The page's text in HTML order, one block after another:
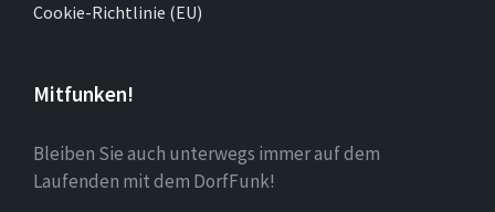
Cookie-Richtlinie (EU)
Mitfunken!
Bleiben Sie auch unterwegs immer auf dem
Laufenden mit dem DorfFunk!